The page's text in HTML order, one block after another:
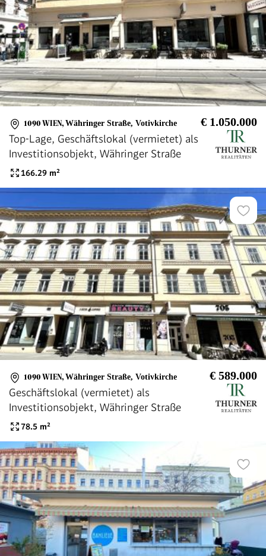
1090 WIEN, Währinger Straße, Votivkirche € 1.050.000
Top-Lage, Geschäftslokal (vermietet) als
Investitionsobjekt, Währinger Straße
166.29 m²
1090 WIEN, Währinger Straße, Votivkirche € 589.000
Geschäftslokal (vermietet) als
Investitionsobjekt, Währinger Straße
78.5 m²